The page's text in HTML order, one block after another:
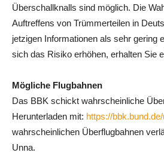
Überschallknalls sind möglich. Die
Auftreffens von Trümmerteilen in
jetzigen Informationen als sehr gering
sich das Risiko erhöhen, erhalten Sie
Mögliche Flugbahnen
Das BBK schickt wahrscheinliche
Herunterladen mit: https://
wahrscheinlichen Überflugbahnen
Unna.